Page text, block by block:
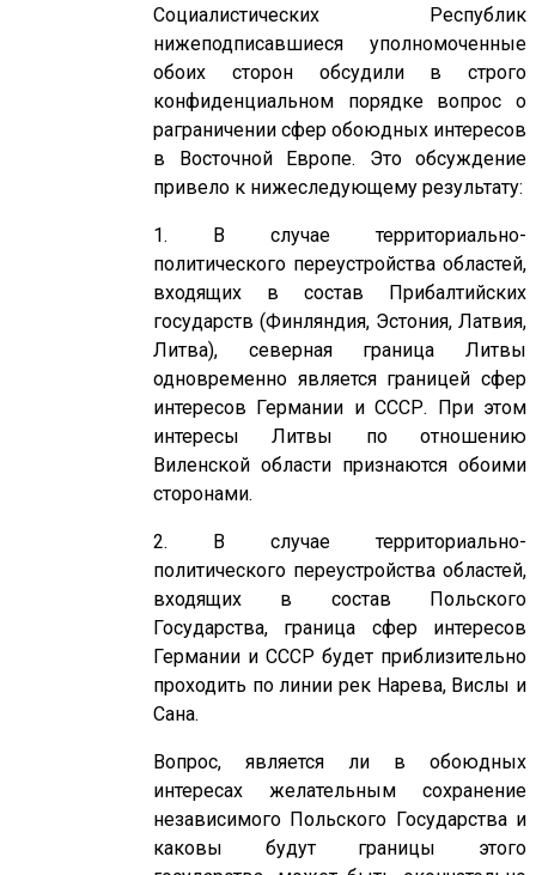
Социалистических Республик
нижеподписавшиеся уполномоченные
обоих сторон обсудили в строго
конфиденциальном порядке вопрос о
раграничении сфер обоюдных интересов
в Восточной Европе. Это обсуждение
привело к нижеследующему результату:
1. В случае территориально-
политического переустройства областей,
входящих в состав Прибалтийских
государств (Финляндия, Эстония, Латвия,
Литва), северная граница Литвы
одновременно является границей сфер
интересов Германии и СССР. При этом
интересы Литвы по отношению
Виленской области признаются обоими
сторонами.
2. В случае территориально-
политического переустройства областей,
входящих в состав Польского
Государства, граница сфер интересов
Германии и СССР будет приблизительно
проходить по линии рек Нарева, Вислы и
Сана.
Вопрос, является ли в обоюдных
интересах желательным сохранение
независимого Польского Государства и
каковы будут границы этого